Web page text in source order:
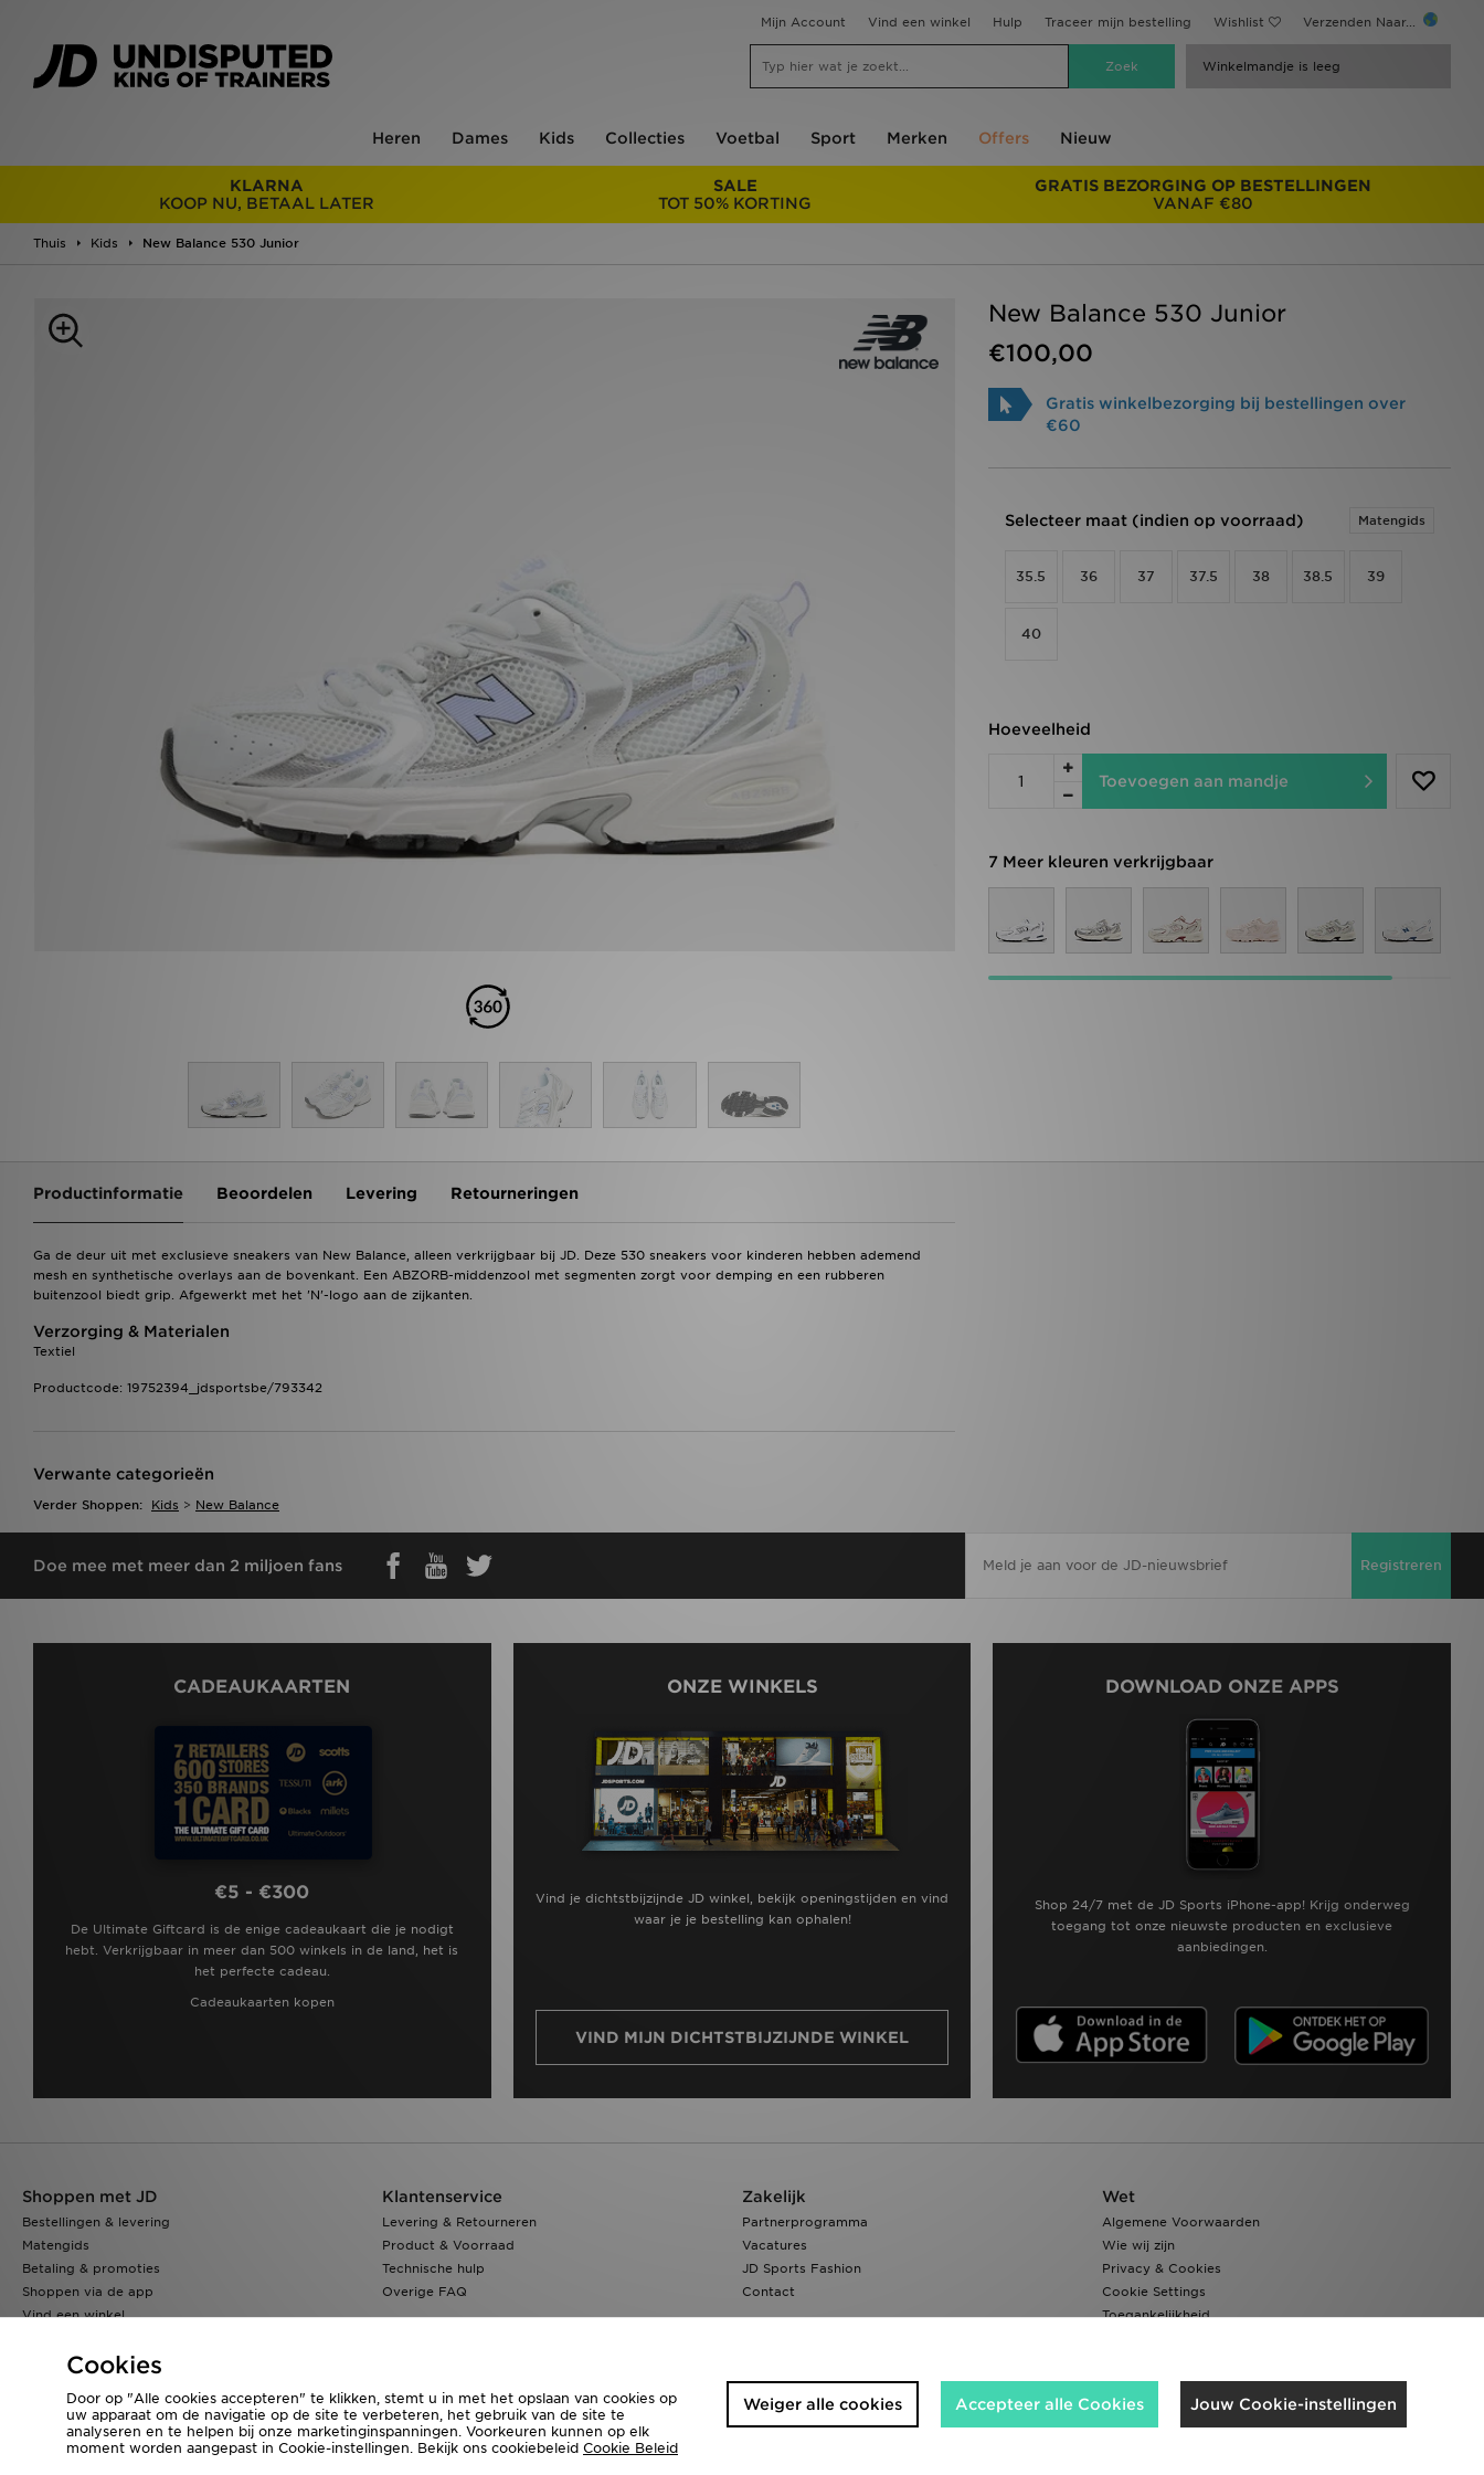
Mijn Account Vind een winkel Hulp Traceer mijn bestelling Wishlist Verzenden Naar...
Winkelmandje is leeg
Heren Dames Kids Collecties Voetbal Sport Merken Offers Nieuw
KLARNA
KOOP NU, BETAAL LATER
SALE
TOT 50% KORTING
GRATIS BEZORGING OP BESTELLINGEN
VANAF €80
Thuis Kids New Balance 530 Junior
New Balance 530 Junior
€100,00
Gratis winkelbezorging bij bestellingen over
€60
Selecteer maat (indien op voorraad) Matengids
35.5 36 37 37.5 38 38.5 39
40
Hoeveelheid
Toevoegen aan mandje
7 Meer kleuren verkrijgbaar
Productinformatie Beoordelen Levering Retourneringen
Ga de deur uit met exclusieve sneakers van New Balance, alleen verkrijgbaar bij JD. Deze 530 sneakers voor kinderen hebben ademend
mesh en synthetische overlays aan de bovenkant. Een ABZORB-middenzool met segmenten zorgt voor demping en een rubberen
buitenzool biedt grip. Afgewerkt met het 'N'-logo aan de zijkanten.
Verzorging & Materialen
Textiel
Productcode: 19752394_jdsportsbe/793342
Verwante categorieën
Verder Shoppen: Kids > New Balance
Doe mee met meer dan 2 miljoen fans Registreren
CADEAUKAARTEN
€5 - €300
De Ultimate Giftcard is de enige cadeaukaart die je nodigt
hebt. Verkrijgbaar in meer dan 500 winkels in de land, het is
het perfecte cadeau.
Cadeaukaarten kopen
ONZE WINKELS
Vind je dichtstbijzijnde JD winkel, bekijk openingstijden en vind
waar je je bestelling kan ophalen!
VIND MIJN DICHTSTBIJZIJNDE WINKEL
DOWNLOAD ONZE APPS
Shop 24/7 met de JD Sports iPhone-app! Krijg onderweg
toegang tot onze nieuwste producten en exclusieve
aanbiedingen.
Shoppen met JD
Bestellingen & levering
Matengids
Betaling & promoties
Shoppen via de app
Vind een winkel
Klantenservice
Levering & Retourneren
Product & Voorraad
Technische hulp
Overige FAQ
Zakelijk
Partnerprogramma
Vacatures
JD Sports Fashion
Contact
Wet
Algemene Voorwaarden
Wie wij zijn
Privacy & Cookies
Cookie Settings
Toegankelijkheid
Wij accepteren de volgende betaalmethoden
Bezoek onze bedrijfswebsitewww.jdplc.com
Copyright © 2026 JD Sports Fashion Plc, Alle rechten voorbehouden.
Cookies
Door op "Alle cookies accepteren" te klikken, stemt u in met het opslaan van cookies op
uw apparaat om de navigatie op de site te verbeteren, het gebruik van de site te
analyseren en te helpen bij onze marketinginspanningen. Voorkeuren kunnen op elk
moment worden aangepast in Cookie-instellingen. Bekijk ons cookiebeleid Cookie Beleid
Jouw Cookie-instellingen
Accepteer alle Cookies
Weiger alle cookies